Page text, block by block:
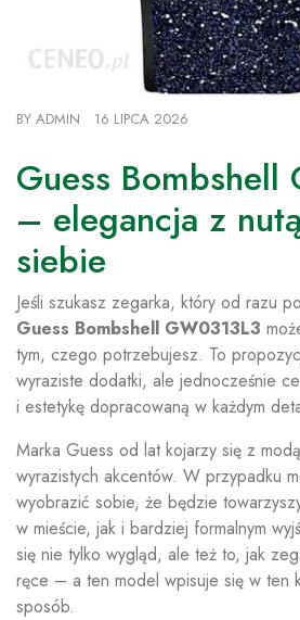
BY ADMIN 16 LIPCA 2026
Guess Bombshell
– elegancja z
siebie
Jeśli szukasz zegarka, który od razu
Guess Bombshell GW0313L3
tym, czego potrzebujesz. To
wyraziste dodatki, ale jednocześnie
i estetykę dopracowaną w każdym
Marka Guess od lat kojarzy się z
wyrazistych akcentów. W przypadku
wyobrazić sobie, że będzie
w mieście, jak i bardziej formalnym
się nie tylko wygląd, ale też to, jak
ręce – a ten model wpisuje się w ten
sposób.